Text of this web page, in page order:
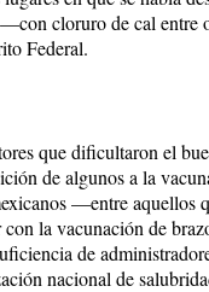
cloruro de cal entre
Federal.
que dificultaron el
de algunos a la
—entre aquellos
la vacunación de
de
nacional de